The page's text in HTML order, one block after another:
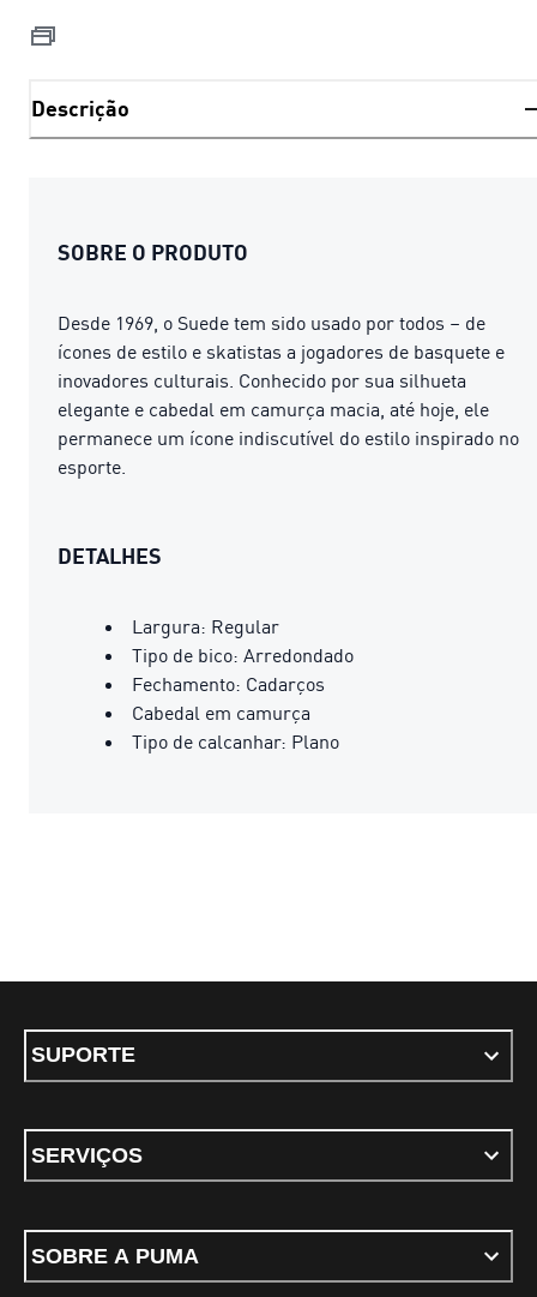
Descrição
SOBRE O PRODUTO
Desde 1969, o Suede tem sido usado por todos – de
ícones de estilo e skatistas a jogadores de basquete e
inovadores culturais. Conhecido por sua silhueta
elegante e cabedal em camurça macia, até hoje, ele
permanece um ícone indiscutível do estilo inspirado no
esporte.
DETALHES
Largura: Regular
Tipo de bico: Arredondado
Fechamento: Cadarços
Cabedal em camurça
Tipo de calcanhar: Plano
SUPORTE
SERVIÇOS
SOBRE A PUMA